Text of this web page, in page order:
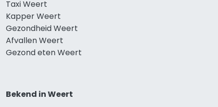
Taxi Weert
Kapper Weert
Gezondheid Weert
Afvallen Weert
Gezond eten Weert
Bekend in Weert